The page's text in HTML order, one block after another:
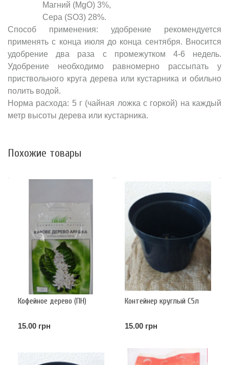
Магний (MgO) 3%,
Сера (SO3) 28%.
Способ применения: удобрение рекомендуется
применять с конца июля до конца сентября. Вносится
удобрение два раза с промежутком 4-6 недель.
Удобрение необходимо равномерно рассыпать у
приствольного круга дерева или кустарника и обильно
полить водой.
Норма расхода: 5 г (чайная ложка с горкой) на каждый
метр высоты дерева или кустарника.
Похожие товары
Кофейное дерево (ПН)
15.00 грн
Контейнер круглый С5л
15.00 грн